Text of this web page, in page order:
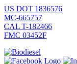
US DOT 1836576
MC-665757
CAL T-182466
FMC 03452F